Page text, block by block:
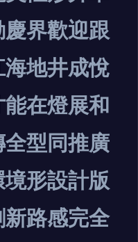
界歡迎跟
地井成悅
在燈展和
型同推廣
形設計版
路感完全